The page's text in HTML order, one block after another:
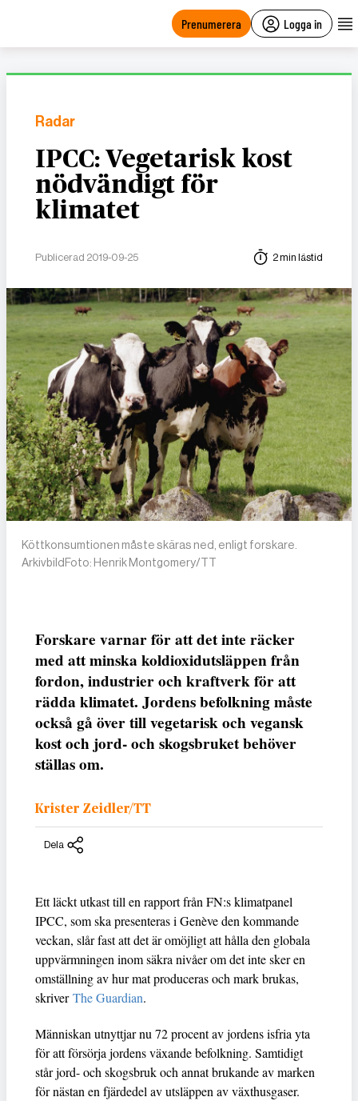
Prenumerera Logga in
Radar
IPCC: Vegetarisk kost
nödvändigt för
klimatet
Publicerad 2019-09-25 2 min lästid
Köttkonsumtionen måste skäras ned, enligt forskare.
ArkivbildFoto: Henrik Montgomery/TT
Forskare varnar för att det inte räcker
med att minska koldioxidutsläppen från
fordon, industrier och kraftverk för att
rädda klimatet. Jordens befolkning måste
också gå över till vegetarisk och vegansk
kost och jord- och skogsbruket behöver
ställas om.
Krister Zeidler/TT
Dela
Ett läckt utkast till en rapport från FN:s klimatpanel
IPCC, som ska presenteras i Genève den kommande
veckan, slår fast att det är omöjligt att hålla den globala
uppvärmningen inom säkra nivåer om det inte sker en
omställning av hur mat produceras och mark brukas,
skriverThe Guardian.
Människan utnyttjar nu 72 procent av jordens isfria yta
för att försörja jordens växande befolkning. Samtidigt
står jord- och skogsbruk och annat brukande av marken
för nästan en fjärdedel av utsläppen av växthusgaser.